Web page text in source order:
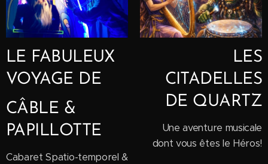
LE FABULEUX
VOYAGE DE
CÂBLE &
PAPILLOTTE
Cabaret Spatio-temporel &
LES
CITADELLES
DE QUARTZ
Une aventure musicale
dont vous êtes le Héros!